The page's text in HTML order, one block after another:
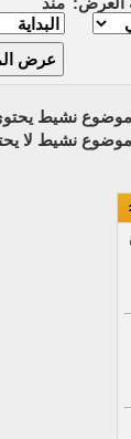
موضوع نشيط
موضوع نشيط لا